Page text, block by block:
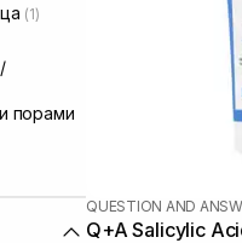
(1)
порами
QUESTION AND
Q+A Salicylic